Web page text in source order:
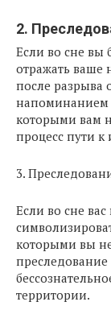
2.
Если во сне вы
отражать ваше
после разрыва
напоминанием
которыми вам
процесс пути
3.
Если во сне
которыми вы
территории.